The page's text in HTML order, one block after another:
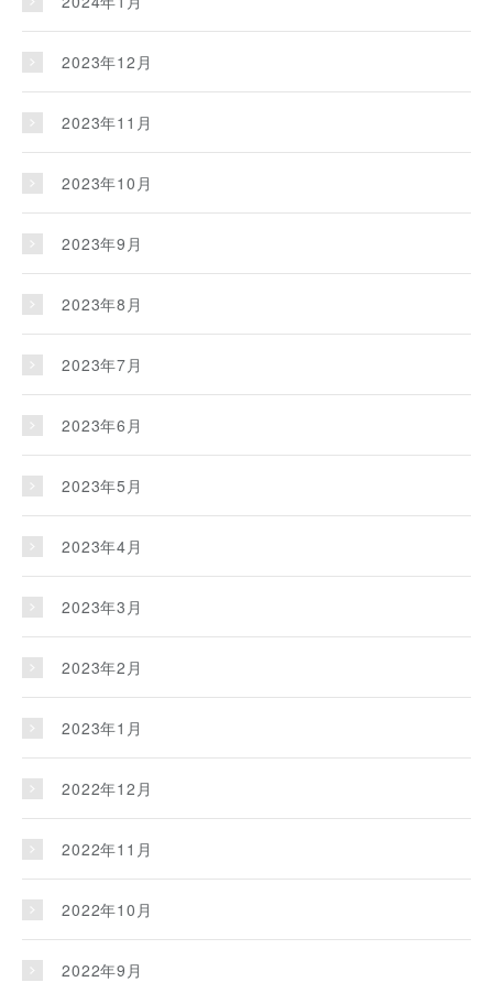
2023年12月
2023年11月
2023年10月
2023年9月
2023年8月
2023年7月
2023年6月
2023年5月
2023年4月
2023年3月
2023年2月
2023年1月
2022年12月
2022年11月
2022年10月
2022年9月